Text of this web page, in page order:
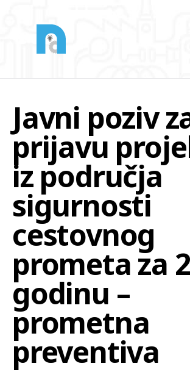
Javni poziv
prijavu
iz područja
sigurnosti
cestovnog
prometa za
godinu –
prometna
preventiva